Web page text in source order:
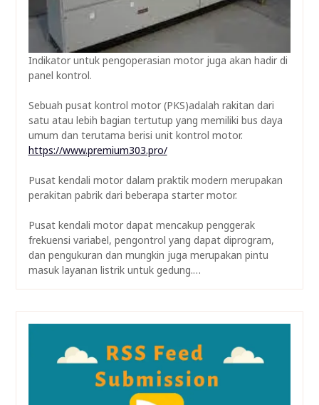
Indikator untuk pengoperasian motor juga akan hadir di
panel kontrol.
Sebuah pusat kontrol motor (PKS)adalah rakitan dari
satu atau lebih bagian tertutup yang memiliki bus daya
umum dan terutama berisi unit kontrol motor.
https://www.premium303.pro/
Pusat kendali motor dalam praktik modern merupakan
perakitan pabrik dari beberapa starter motor.
Pusat kendali motor dapat mencakup penggerak
frekuensi variabel, pengontrol yang dapat diprogram,
dan pengukuran dan mungkin juga merupakan pintu
masuk layanan listrik untuk gedung.…